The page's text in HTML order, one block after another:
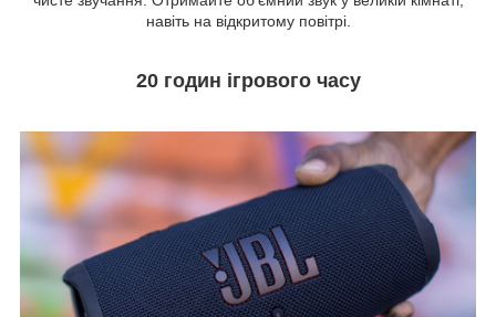
навіть на відкритому повітрі.
20 годин ігрового часу